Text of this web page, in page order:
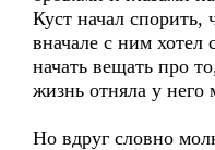
Куст начал спорить,
вначале с ним хотел
начать вещать про
жизнь отняла у
Но вдруг словно